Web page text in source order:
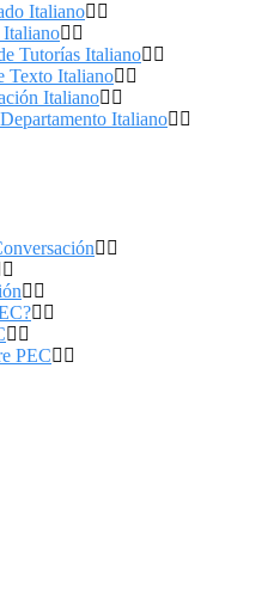
Italiano
Tutorías Italiano
Texto Italiano
Italiano
Italiano
PEC